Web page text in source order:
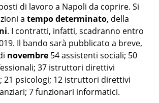
di lavoro a Napoli da coprire. Si
atempo determinato, della
. I contratti, infatti, scadranno entro
Il bando sarà pubblicato a breve,
novembre 54 assistenti sociali; 50
37 istruttori direttivi
21 psicologi; 12 istruttori direttivi
7 funzionari informatici.